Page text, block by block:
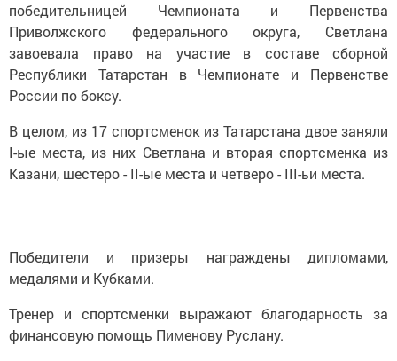
победительницей Чемпионата и Первенства
Приволжского федерального округа, Светлана
завоевала право на участие в составе сборной
Республики Татарстан в Чемпионате и Первенстве
России по боксу.
В целом, из 17 спортсменок из Татарстана двое заняли
I-ые места, из них Светлана и вторая спортсменка из
Казани, шестеро - II-ые места и четверо - III-ьи места.
Победители и призеры награждены дипломами,
медалями и Кубками.
Тренер и спортсменки выражают благодарность за
финансовую помощь Пименову Руслану.